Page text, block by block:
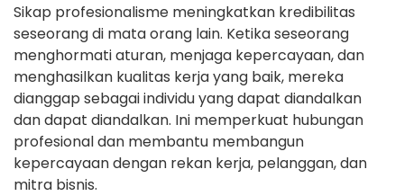
Sikap profesionalisme meningkatkan kredibilitas
seseorang di mata orang lain. Ketika seseorang
menghormati aturan, menjaga kepercayaan, dan
menghasilkan kualitas kerja yang baik, mereka
dianggap sebagai individu yang dapat diandalkan
dan dapat diandalkan. Ini memperkuat hubungan
profesional dan membantu membangun
kepercayaan dengan rekan kerja, pelanggan, dan
mitra bisnis.